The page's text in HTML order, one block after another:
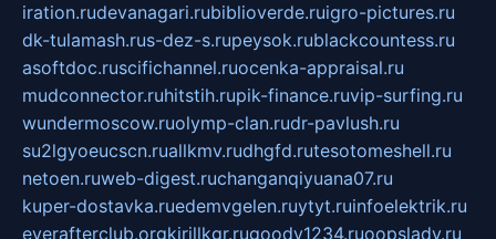
iration.rudevanagari.rubiblioverde.ruigro-pictures.ru
dk-tulamash.rus-dez-s.rupeysok.rublackcountess.ru
asoftdoc.ruscifichannel.ruocenka-appraisal.ru
mudconnector.ruhitstih.rupik-finance.ruvip-surfing.ru
wundermoscow.ruolymp-clan.rudr-pavlush.ru
su2lgyoeucscn.ruallkmv.rudhgfd.rutesotomeshell.ru
netoen.ruweb-digest.ruchanganqiyuana07.ru
kuper-dostavka.ruedemvgelen.ruytyt.ruinfoelektrik.ru
everafterclub.orgkirillkgr.rugoodv1234.ruoopslady.ru